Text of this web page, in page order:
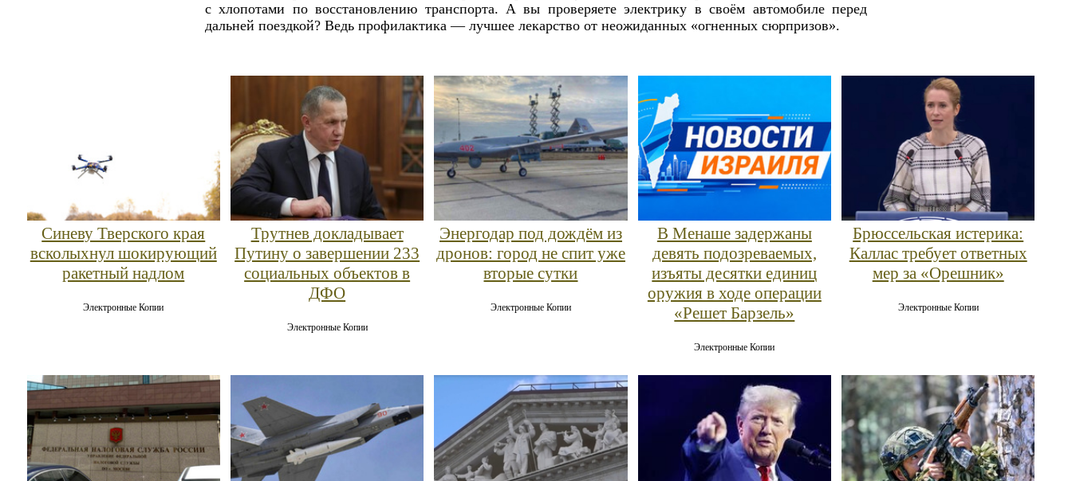
с хлопотами по восстановлению транспорта. А вы проверяете электрику в своём автомобиле перед
дальней поездкой? Ведь профилактика — лучшее лекарство от неожиданных «огненных сюрпризов».
Синеву Тверского края
всколыхнул шокирующий
ракетный надлом
Электронные Копии
Трутнев докладывает
Путину о завершении 233
социальных объектов в
ДФО
Электронные Копии
Энергодар под дождём из
дронов: город не спит уже
вторые сутки
Электронные Копии
В Менаше задержаны
девять подозреваемых,
изъяты десятки единиц
оружия в ходе операции
«Решет Барзель»
Электронные Копии
Брюссельская истерика:
Каллас требует ответных
мер за «Орешник»
Электронные Копии